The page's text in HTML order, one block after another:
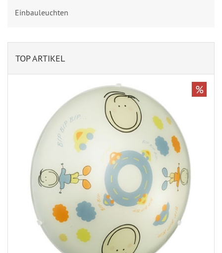
Einbauleuchten
TOP ARTIKEL
%